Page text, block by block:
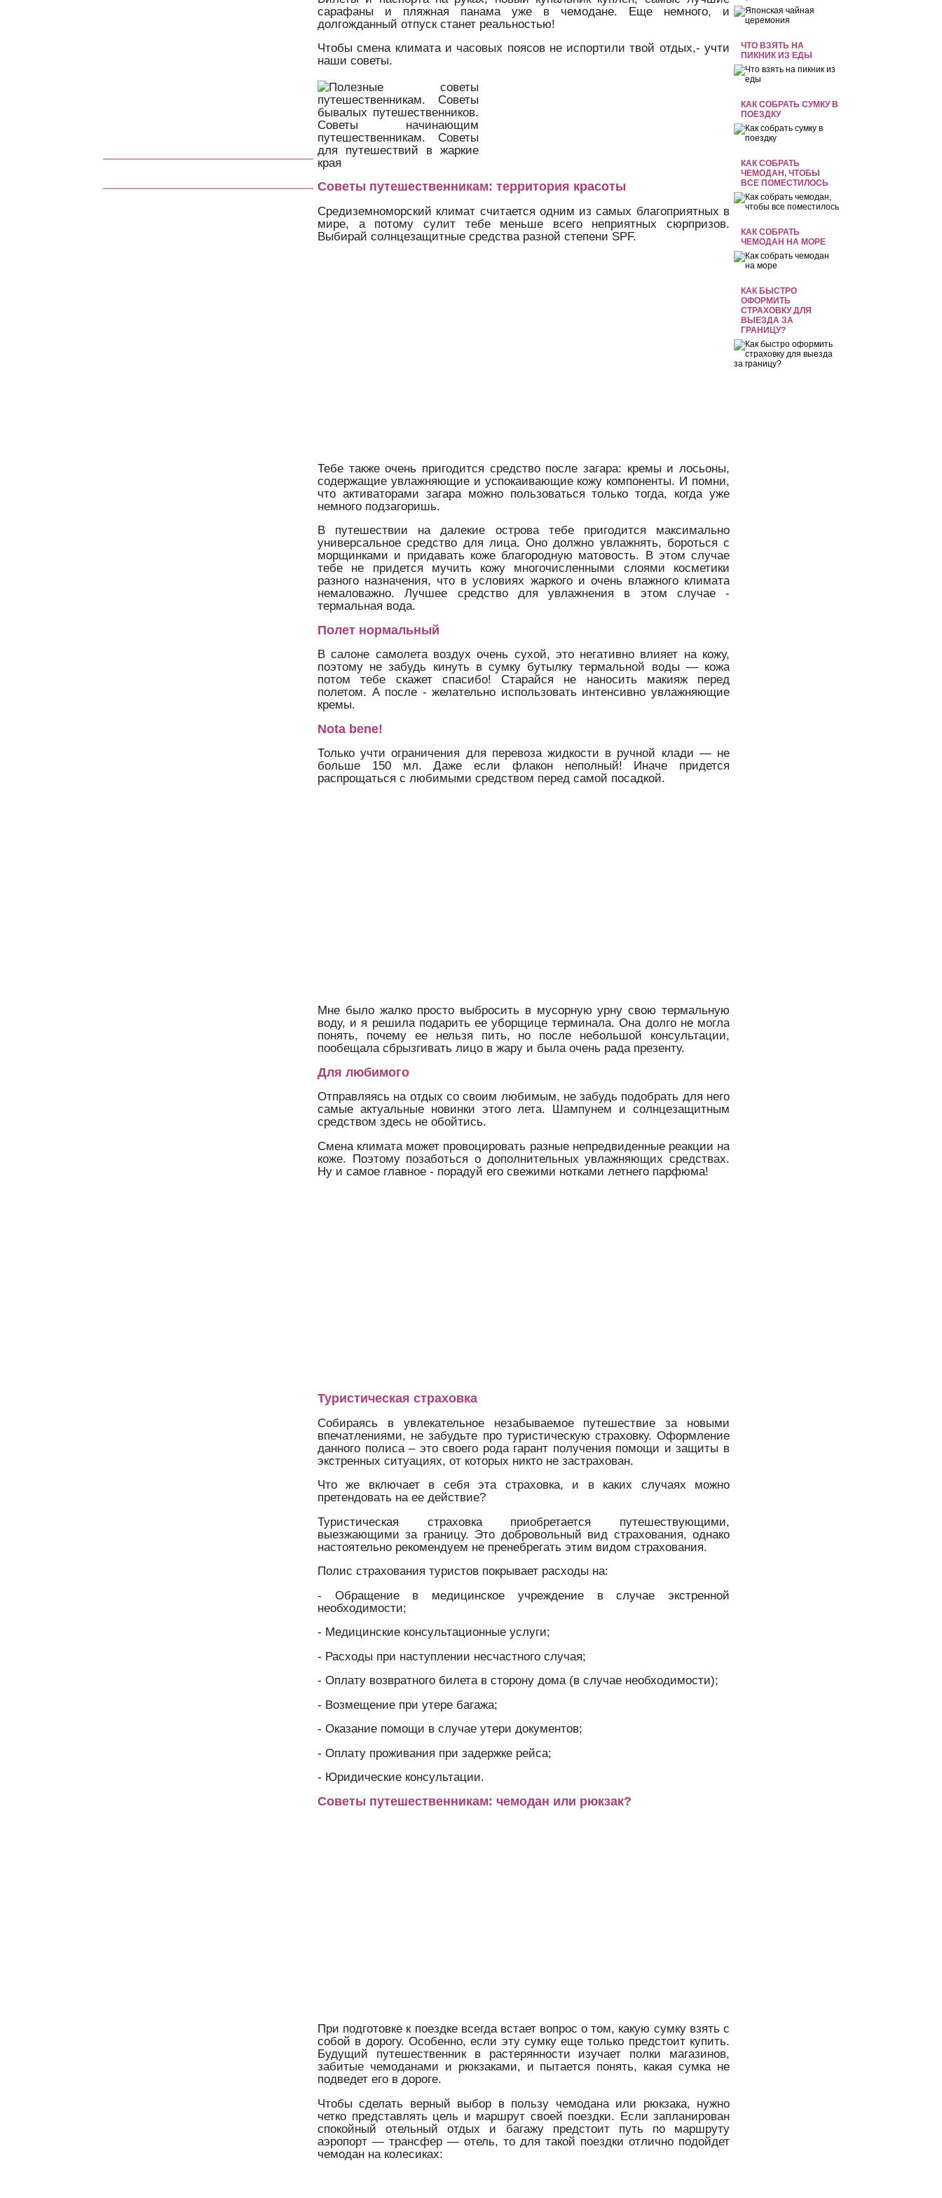
ЧТО ВЗЯТЬ НА
ПИКНИК ИЗ ЕДЫ
КАК СОБРАТЬ СУМКУ В
ПОЕЗДКУ
КАК СОБРАТЬ
ЧЕМОДАН, ЧТОБЫ
ВСЕ ПОМЕСТИЛОСЬ
КАК СОБРАТЬ
ЧЕМОДАН НА МОРЕ
КАК БЫСТРО
ОФОРМИТЬ
СТРАХОВКУ ДЛЯ
ВЫЕЗДА ЗА
ГРАНИЦУ?
сарафаны и пляжная панама уже в чемодане. Еще немного, и
долгожданный отпуск станет реальностью!
Чтобы смена климата и часовых поясов не испортили твой отдых,- учти
наши советы.
Советы путешественникам: территория красоты
Средиземноморский климат считается одним из самых благоприятных в
мире, а потому сулит тебе меньше всего неприятных сюрпризов.
Выбирай солнцезащитные средства разной степени SPF.
Тебе также очень пригодится средство после загара: кремы и лосьоны,
содержащие увлажняющие и успокаивающие кожу компоненты. И помни,
что активаторами загара можно пользоваться только тогда, когда уже
немного подзагоришь.
В путешествии на далекие острова тебе пригодится максимально
универсальное средство для лица. Оно должно увлажнять, бороться с
морщинками и придавать коже благородную матовость. В этом случае
тебе не придется мучить кожу многочисленными слоями косметики
разного назначения, что в условиях жаркого и очень влажного климата
немаловажно. Лучшее средство для увлажнения в этом случае -
термальная вода.
Полет нормальный
В салоне самолета воздух очень сухой, это негативно влияет на кожу,
поэтому не забудь кинуть в сумку бутылку термальной воды — кожа
потом тебе скажет спасибо! Старайся не наносить макияж перед
полетом. А после - желательно использовать интенсивно увлажняющие
кремы.
Nota bene!
Только учти ограничения для перевоза жидкости в ручной клади — не
больше 150 мл. Даже если флакон неполный! Иначе придется
распрощаться с любимыми средством перед самой посадкой.
Мне было жалко просто выбросить в мусорную урну свою термальную
воду, и я решила подарить ее уборщице терминала. Она долго не могла
понять, почему ее нельзя пить, но после небольшой консультации,
пообещала сбрызгивать лицо в жару и была очень рада презенту.
Для любимого
Отправляясь на отдых со своим любимым, не забудь подобрать для него
самые актуальные новинки этого лета. Шампунем и солнцезащитным
средством здесь не обойтись.
Смена климата может провоцировать разные непредвиденные реакции на
коже. Поэтому позаботься о дополнительных увлажняющих средствах.
Ну и самое главное - порадуй его свежими нотками летнего парфюма!
Туристическая страховка
Собираясь в увлекательное незабываемое путешествие за новыми
впечатлениями, не забудьте про туристическую страховку. Оформление
данного полиса – это своего рода гарант получения помощи и защиты в
экстренных ситуациях, от которых никто не застрахован.
Что же включает в себя эта страховка, и в каких случаях можно
претендовать на ее действие?
Туристическая страховка приобретается путешествующими,
выезжающими за границу. Это добровольный вид страхования, однако
настоятельно рекомендуем не пренебрегать этим видом страхования.
Полис страхования туристов покрывает расходы на:
- Обращение в медицинское учреждение в случае экстренной
необходимости;
- Медицинские консультационные услуги;
- Расходы при наступлении несчастного случая;
- Оплату возвратного билета в сторону дома (в случае необходимости);
- Возмещение при утере багажа;
- Оказание помощи в случае утери документов;
- Оплату проживания при задержке рейса;
- Юридические консультации.
Советы путешественникам: чемодан или рюкзак?
При подготовке к поездке всегда встает вопрос о том, какую сумку взять с
собой в дорогу. Особенно, если эту сумку еще только предстоит купить.
Будущий путешественник в растерянности изучает полки магазинов,
забитые чемоданами и рюкзаками, и пытается понять, какая сумка не
подведет его в дороге.
Чтобы сделать верный выбор в пользу чемодана или рюкзака, нужно
четко представлять цель и маршрут своей поездки. Если запланирован
спокойный отельный отдых и багажу предстоит путь по маршруту
аэропорт — трансфер — отель, то для такой поездки отлично подойдет
чемодан на колесиках: